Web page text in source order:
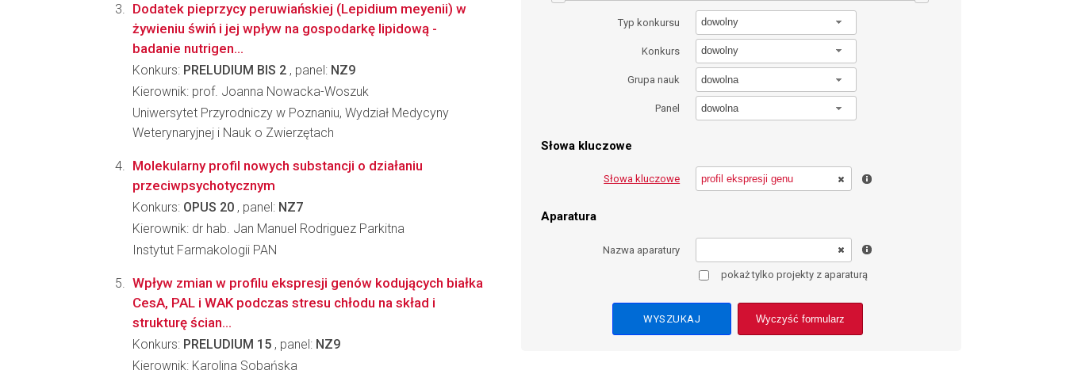
Typ konkursu dowolny
Konkurs dowolny
Grupa nauk dowolna
Panel dowolna
Słowa kluczowe
Słowa kluczowe
Aparatura
Nazwa aparatury
pokaż tylko projekty z aparaturą
Wyczyść formularz
Dodatek pieprzycy peruwiańskiej (Lepidium meyenii) w
żywieniu świń i jej wpływ na gospodarkę lipidową -
badanie nutrigen...
Konkurs: PRELUDIUM BIS 2 , panel: NZ9
Kierownik: prof. Joanna Nowacka-Woszuk
Uniwersytet Przyrodniczy w Poznaniu, Wydział Medycyny
Weterynaryjnej i Nauk o Zwierzętach
Molekularny profil nowych substancji o działaniu
przeciwpsychotycznym
Konkurs: OPUS 20 , panel: NZ7
Kierownik: dr hab. Jan Manuel Rodriguez Parkitna
Instytut Farmakologii PAN
Wpływ zmian w profilu ekspresji genów kodujących białka
CesA, PAL i WAK podczas stresu chłodu na skład i
strukturę ścian...
Konkurs: PRELUDIUM 15 , panel: NZ9
Kierownik: Karolina Sobańska